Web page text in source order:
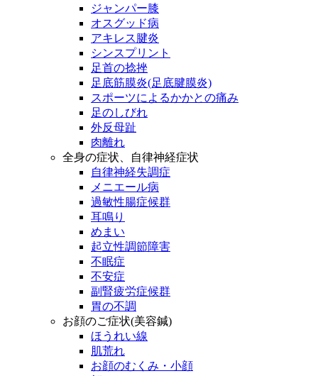
ジャンパー膝
オスグッド病
アキレス腱炎
シンスプリント
足首の捻挫
足底筋膜炎(足底腱膜炎)
スポーツによるかかとの痛み
足のしびれ
外反母趾
肉離れ
全身の症状、自律神経症状
自律神経失調症
メニエール病
過敏性腸症候群
耳鳴り
めまい
起立性調節障害
不眠症
不安症
副腎疲労症候群
胃の不調
お顔のご症状(美容鍼)
ほうれい線
肌荒れ
お顔のむくみ・小顔